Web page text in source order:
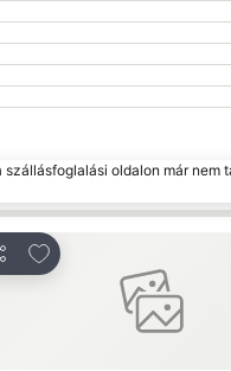
oldalon már nem
Hozzáadás a